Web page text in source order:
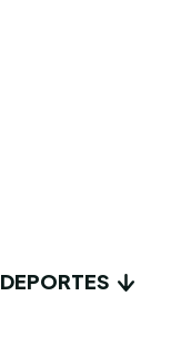
DEPORTES